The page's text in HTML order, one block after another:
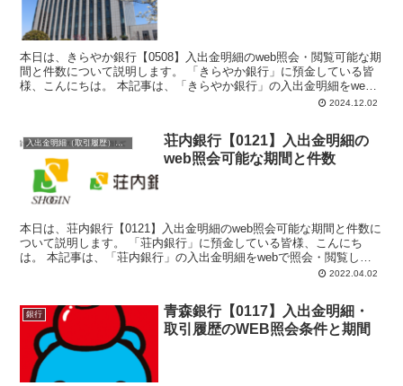
本日は、きらやか銀行【0508】入出金明細のweb照会・閲覧可能な期
間と件数について説明します。 「きらやか銀行」に預金している皆
様、こんにちは。 本記事は、「きらやか銀行」の入出金明細をweb
2024.12.02
入出金明細（取引履歴）照会・閲覧
荘内銀行【0121】入出金明細の
web照会可能な期間と件数
本日は、荘内銀行【0121】入出金明細のweb照会可能な期間と件数に
ついて説明します。 「荘内銀行」に預金している皆様、こんにち
は。 本記事は、「荘内銀行」の入出金明細をwebで照会・閲覧した
2022.04.02
銀行
青森銀行【0117】入出金明細・
取引履歴のWEB照会条件と期間